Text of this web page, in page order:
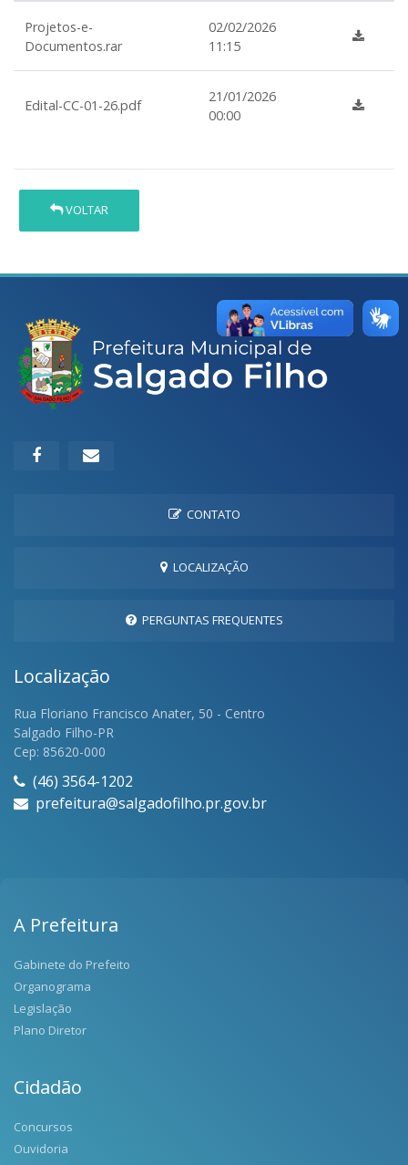
Projetos-e-
Documentos.rar
02/02/2026
11:15
Edital-CC-01-26.pdf
21/01/2026
00:00
VOLTAR
CONTATO
LOCALIZAÇÃO
PERGUNTAS FREQUENTES
Localização
Rua Floriano Francisco Anater, 50 - Centro
Salgado Filho-PR
Cep: 85620-000
(46) 3564-1202
prefeitura@salgadofilho.pr.gov.br
A Prefeitura
Gabinete do Prefeito
Organograma
Legislação
Plano Diretor
Cidadão
Concursos
Ouvidoria